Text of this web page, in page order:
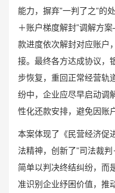
能力，摒弃”一判了之”的
＋账户梯度解封”调解方
款进度依次解封对应账户
接。最终各方达成协议，
步恢复，重回正常经营轨
纷中，企业应尽早启动调
性化还款安排，避免因账
本案体现了《民营经济促
法精神，创新了”司法裁
简单以判决终结纠纷，而
准识别企业纾困价值，推